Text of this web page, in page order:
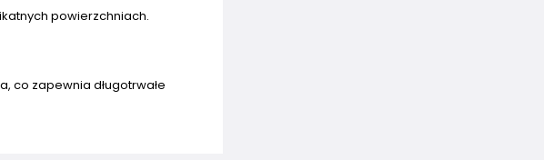
powierzchniach.
co zapewnia długotrwałe